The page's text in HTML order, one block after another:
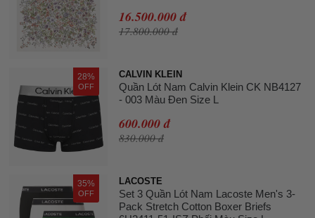
16.500.000 đ
17.800.000 đ
28%
OFF
CALVIN KLEIN
Quần Lót Nam Calvin Klein CK NB4127
- 003 Màu Đen Size L
600.000 đ
830.000 đ
35%
OFF
LACOSTE
Set 3 Quần Lót Nam Lacoste Men's 3-
Pack Stretch Cotton Boxer Briefs